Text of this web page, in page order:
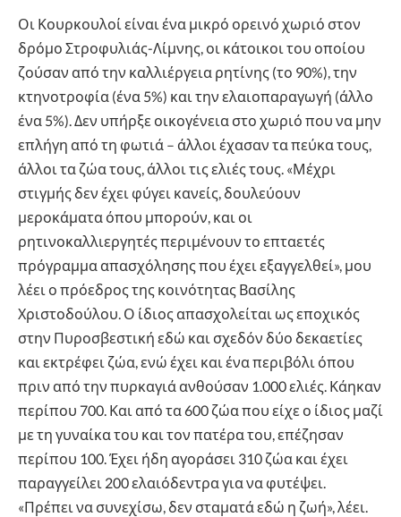
Οι Κουρκουλοί είναι ένα μικρό ορεινό χωριό στον
δρόμο Στροφυλιάς-Λίμνης, οι κάτοικοι του οποίου
ζούσαν από την καλλιέργεια ρητίνης (το 90%), την
κτηνοτροφία (ένα 5%) και την ελαιοπαραγωγή (άλλο
ένα 5%). Δεν υπήρξε οικογένεια στο χωριό που να μην
επλήγη από τη φωτιά – άλλοι έχασαν τα πεύκα τους,
άλλοι τα ζώα τους, άλλοι τις ελιές τους. «Μέχρι
στιγμής δεν έχει φύγει κανείς, δουλεύουν
μεροκάματα όπου μπορούν, και οι
ρητινοκαλλιεργητές περιμένουν το επταετές
πρόγραμμα απασχόλησης που έχει εξαγγελθεί», μου
λέει ο πρόεδρος της κοινότητας Βασίλης
Χριστοδούλου. Ο ίδιος απασχολείται ως εποχικός
στην Πυροσβεστική εδώ και σχεδόν δύο δεκαετίες
και εκτρέφει ζώα, ενώ έχει και ένα περιβόλι όπου
πριν από την πυρκαγιά ανθούσαν 1.000 ελιές. Κάηκαν
περίπου 700. Και από τα 600 ζώα που είχε ο ίδιος μαζί
με τη γυναίκα του και τον πατέρα του, επέζησαν
περίπου 100. Έχει ήδη αγοράσει 310 ζώα και έχει
παραγγείλει 200 ελαιόδεντρα για να φυτέψει.
«Πρέπει να συνεχίσω, δεν σταματά εδώ η ζωή», λέει.